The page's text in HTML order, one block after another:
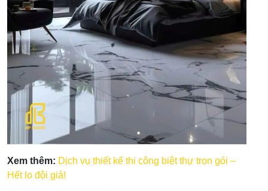
Xem thêm: Dịch vụ thiết kế thi công biệt thự trọn gói –
Hết lo đội giá!